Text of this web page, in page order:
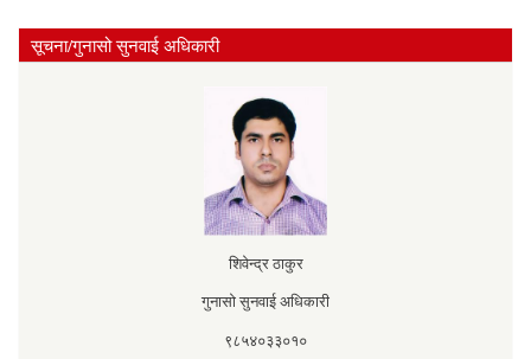
सूचना/गुनासो सुनवाई अधिकारी
शिवेन्द्र ठाकुर
गुनासो सुनवाई अधिकारी
९८५४०३३०१०